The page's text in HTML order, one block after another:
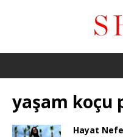
yaşam koçu
Hayat